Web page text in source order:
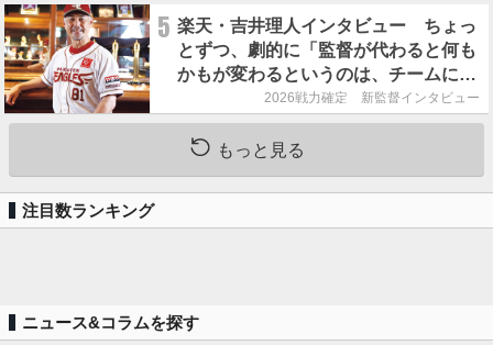
5 楽天・吉井理人インタビュー ちょっ
とずつ、劇的に「監督が代わると何も
かもが変わるというのは、チームにと
って良くないことなんです」
2026戦力確定 新監督インタビュー
もっと見る
注目数ランキング
ニュース&コラムを探す